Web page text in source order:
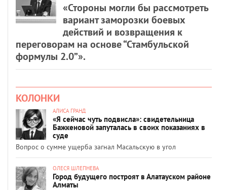
«Стороны могли бы рассмотреть
вариант заморозки боевых
действий и возвращения к
переговорам на основе “Стамбульской
формулы 2.0”».
КОЛОНКИ
АЛИСА ГРАНД
«Я сейчас чуть подвисла»: свидетельница
Бажкеновой запуталась в своих показаниях в
суде
Вопрос о сумме ущерба загнал Масальскую в угол
ОЛЕСЯ ШЛЕПНЕВА
Город будущего построят в Алатауском районе
Алматы